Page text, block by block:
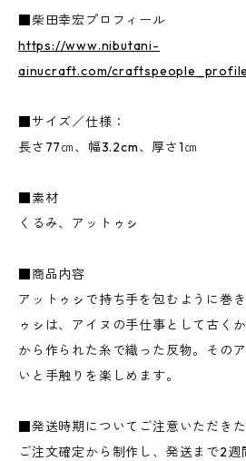
■柴田幸宏プロフィール
https://www.nibutani-
ainucraft.com/
■サイズ／仕様：
長さ77㎝、幅3.2cm、厚さ1㎝
■素材
くるみ、アットゥㇱ
■商品内容
アットゥㇱで持ち手を包むように巻
ゥㇱは、アイヌの手仕事として古く
から作られた糸で織った反物。その
いと手触りを楽しめます。
■発送時期についてご注意いただき
ご注文確定から制作し、発送まで2週